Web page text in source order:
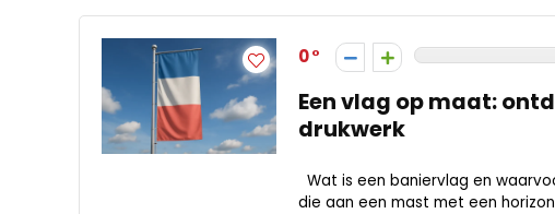
0
Een vlag op maat:
drukwerk
Wat is een baniervlag en
die aan een mast met een